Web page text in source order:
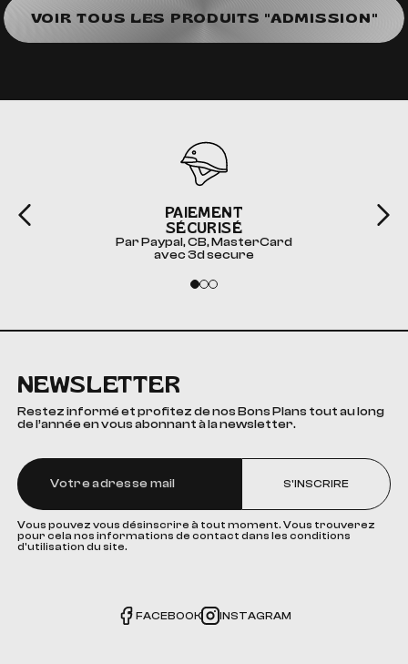
VOIR TOUS LES PRODUITS "ADMISSION"
PAIEMENT
SÉCURISÉ
Par Paypal, CB, MasterCard
avec 3d secure
NEWSLETTER
Restez informé et profitez de nos Bons Plans tout au long
de l’année en vous abonnant à la newsletter.
S'INSCRIRE
Vous pouvez vous désinscrire à tout moment. Vous trouverez
pour cela nos informations de contact dans les conditions
d'utilisation du site.
FACEBOOK INSTAGRAM